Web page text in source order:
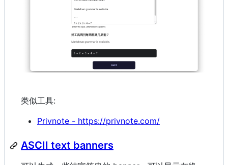
类似工具:
Privnote - https://privnote.com/
ASCII text banners